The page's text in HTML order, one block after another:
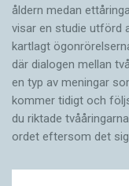
åldern medan
visar en studie utförd
kartlagt
där dialogen mellan
en typ av meningar
kommer tidigt och
du riktade
ordet eftersom det